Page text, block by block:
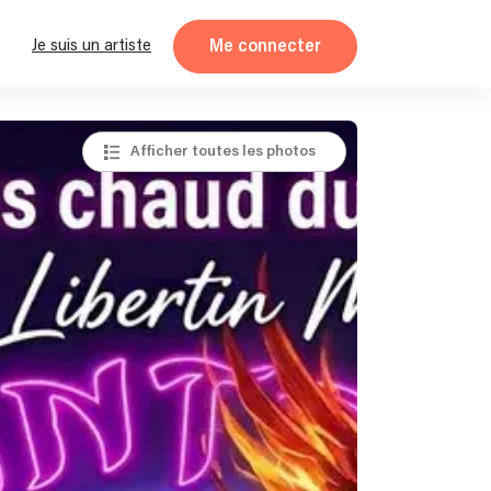
Je suis un artiste Me connecter
Afficher toutes les photos